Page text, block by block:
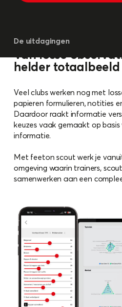
De uitdagingen
Van losse
helder totaalbeeld
Veel clubs werken nog met
papieren formulieren, notities
Daardoor raakt informatie
keuzes vaak gemaakt op
informatie.
Met feeton scout werk je
omgeving waarin trainers,
samenwerken aan een